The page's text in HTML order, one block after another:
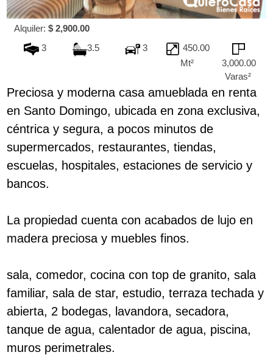
Alquiler: $ 2,900.00
3
3.5 3
450.00
Mt²
3,000.00
Varas²
Preciosa y moderna casa amueblada en renta
en Santo Domingo, ubicada en zona exclusiva,
céntrica y segura, a pocos minutos de
supermercados, restaurantes, tiendas,
escuelas, hospitales, estaciones de servicio y
bancos.
La propiedad cuenta con acabados de lujo en
madera preciosa y muebles finos.
sala, comedor, cocina con top de granito, sala
familiar, sala de star, estudio, terraza techada y
abierta, 2 bodegas, lavandora, secadora,
tanque de agua, calentador de agua, piscina,
muros perimetrales.